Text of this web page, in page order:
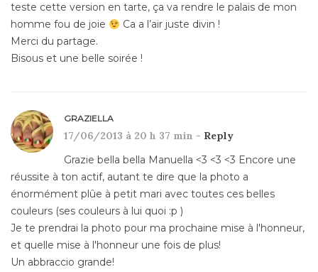
teste cette version en tarte, ça va rendre le palais de mon
homme fou de joie
Ca a l’air juste divin !
Merci du partage.
Bisous et une belle soirée !
GRAZIELLA
17/06/2013 à 20 h 37 min - Reply
Grazie bella bella Manuella <3 <3 <3 Encore une
réussite à ton actif, autant te dire que la photo a
énormément plûe à petit mari avec toutes ces belles
couleurs (ses couleurs à lui quoi :p )
Je te prendrai la photo pour ma prochaine mise à l'honneur,
et quelle mise à l'honneur une fois de plus!
Un abbraccio grande!